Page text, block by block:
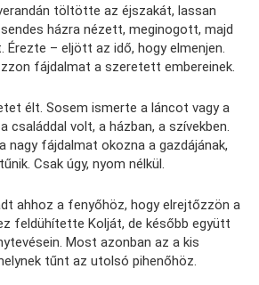
töltötte az éjszakát, lassan
házra nézett, meginogott, majd
Érezte – eljött az idő, hogy elmenjen.
fájdalmat a szeretett embereinek.
élt. Sosem ismerte a láncot vagy a
családdal volt, a házban, a szívekben.
nagy fájdalmat okozna a gazdájának,
Csak úgy, nyom nélkül.
ahhoz a fenyőhöz, hogy elrejtőzzön a
feldühítette Kolját, de később együtt
Most azonban az a kis
tűnt az utolsó pihenőhöz.